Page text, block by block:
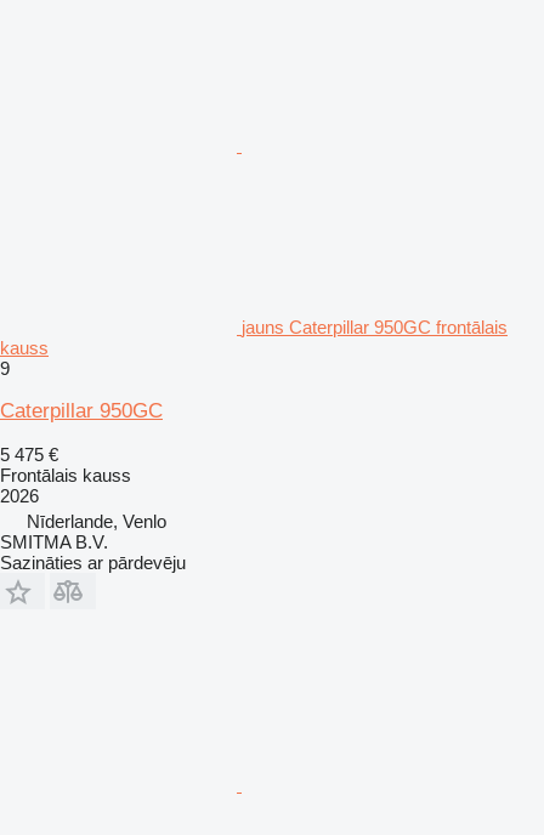
jauns Caterpillar 950GC frontālais
kauss
9
Caterpillar 950GC
5 475 €
Frontālais kauss
2026
Nīderlande, Venlo
SMITMA B.V.
Sazināties ar pārdevēju